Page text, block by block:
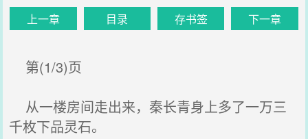
上一章 目录 存书签 下一章
第(1/3)页
从一楼房间走出来，秦长青身上多了一万三
千枚下品灵石。